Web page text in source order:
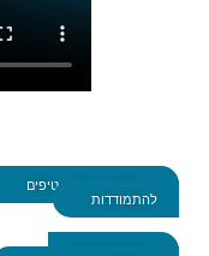
חזקים ביחד – טיפים
להתמודדות